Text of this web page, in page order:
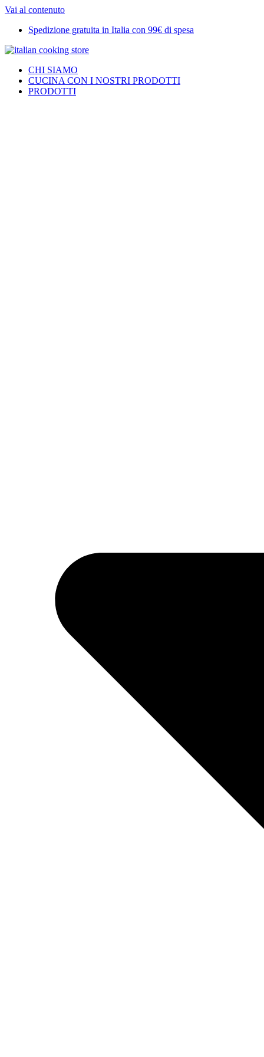
Vai al contenuto
Spedizione gratuita in Italia con 99€ di spesa
CHI SIAMO
CUCINA CON I NOSTRI PRODOTTI
PRODOTTI